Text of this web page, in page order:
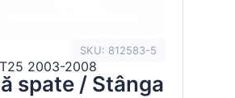
SKU: 812583-5
T25 2003-2008
spate / Stânga